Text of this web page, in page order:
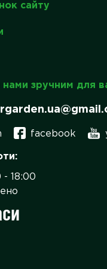
сайту
нами зручним для
facebook
18:00